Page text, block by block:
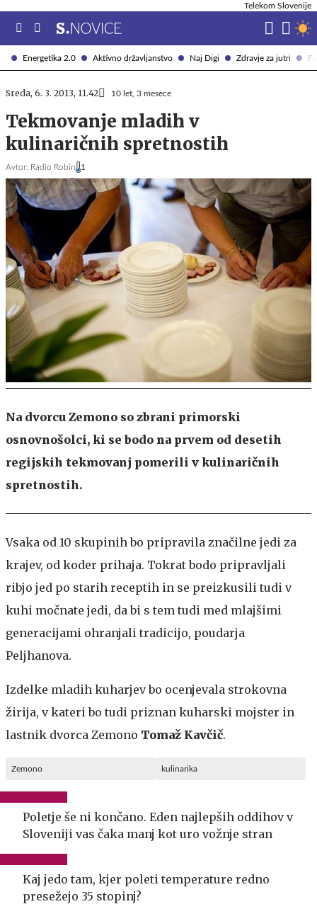
Energetika 2.0 Aktivno državljanstvo Naj Digi Zdravje za jutri
Telekom Slovenije
Sreda, 6. 3. 2013, 11.42 10 let, 3 mesece
Tekmovanje mladih v
kulinaričnih spretnostih
Avtor: Radio Robin 1
Na dvorcu Zemono so zbrani primorski
osnovnošolci, ki se bodo na prvem od desetih
regijskih tekmovanj pomerili v kulinaričnih
spretnostih.
Vsaka od 10 skupinih bo pripravila značilne jedi za
krajev, od koder prihaja. Tokrat bodo pripravljali
ribjo jed po starih receptih in se preizkusili tudi v
kuhi močnate jedi, da bi s tem tudi med mlajšimi
generacijami ohranjali tradicijo, poudarja
Peljhanova.
Izdelke mladih kuharjev bo ocenjevala strokovna
žirija, v kateri bo tudi priznan kuharski mojster in
lastnik dvorca Zemono Tomaž Kavčič.
Zemono kulinarika
Poletje še ni končano. Eden najlepših oddihov v
Sloveniji vas čaka manj kot uro vožnje stran
Kaj jedo tam, kjer poleti temperature redno
presežejo 35 stopinj?